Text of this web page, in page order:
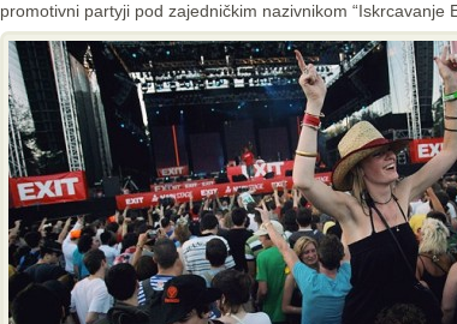
promotivni partyji pod zajedničkim nazivnikom “Iskrcavanje